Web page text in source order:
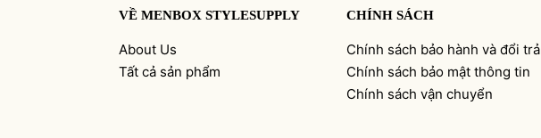
VỀ MENBOX STYLESUPPLY
About Us
Tất cả sản phẩm
CHÍNH SÁCH
Chính sách bảo hành và đổi trả
Chính sách bảo mật thông tin
Chính sách vận chuyển